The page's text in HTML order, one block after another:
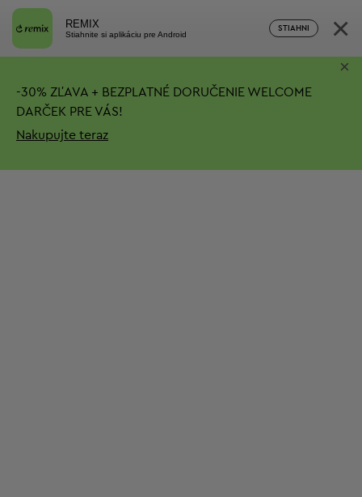
REMIX
Stiahnite si aplikáciu pre Android
STIAHNI ×
-30% ZĽAVA + BEZPLATNÉ DORUČENIE WELCOME
DARČEK PRE VÁS!
Nakupujte teraz
×